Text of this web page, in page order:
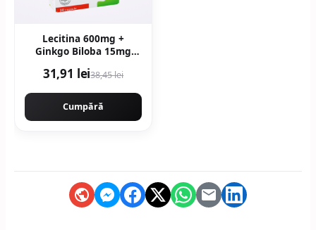
Lecitina 600mg +
Ginkgo Biloba 15mg
31,91 lei38,45 lei
Cumpără